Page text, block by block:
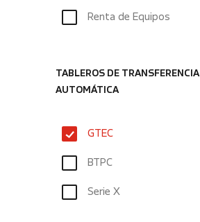
Renta de Equipos
TABLEROS DE TRANSFERENCIA
AUTOMÁTICA
GTEC
BTPC
Serie X